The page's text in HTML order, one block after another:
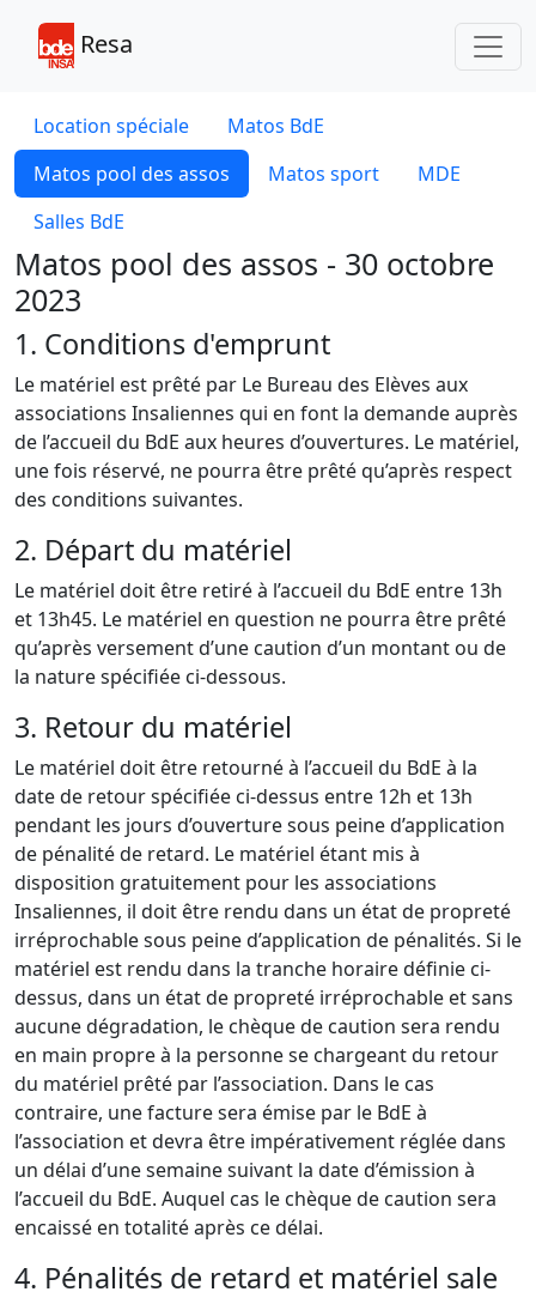
Resa
Location spéciale
Matos BdE
Matos pool des assos
Matos sport
MDE
Salles BdE
Matos pool des assos - 30 octobre
2023
1. Conditions d'emprunt
Le matériel est prêté par Le Bureau des Elèves aux
associations Insaliennes qui en font la demande auprès
de l’accueil du BdE aux heures d’ouvertures. Le matériel,
une fois réservé, ne pourra être prêté qu’après respect
des conditions suivantes.
2. Départ du matériel
Le matériel doit être retiré à l’accueil du BdE entre 13h
et 13h45. Le matériel en question ne pourra être prêté
qu’après versement d’une caution d’un montant ou de
la nature spécifiée ci-dessous.
3. Retour du matériel
Le matériel doit être retourné à l’accueil du BdE à la
date de retour spécifiée ci-dessus entre 12h et 13h
pendant les jours d’ouverture sous peine d’application
de pénalité de retard. Le matériel étant mis à
disposition gratuitement pour les associations
Insaliennes, il doit être rendu dans un état de propreté
irréprochable sous peine d’application de pénalités. Si le
matériel est rendu dans la tranche horaire définie ci-
dessus, dans un état de propreté irréprochable et sans
aucune dégradation, le chèque de caution sera rendu
en main propre à la personne se chargeant du retour
du matériel prêté par l’association. Dans le cas
contraire, une facture sera émise par le BdE à
l’association et devra être impérativement réglée dans
un délai d’une semaine suivant la date d’émission à
l’accueil du BdE. Auquel cas le chèque de caution sera
encaissé en totalité après ce délai.
4. Pénalités de retard et matériel sale